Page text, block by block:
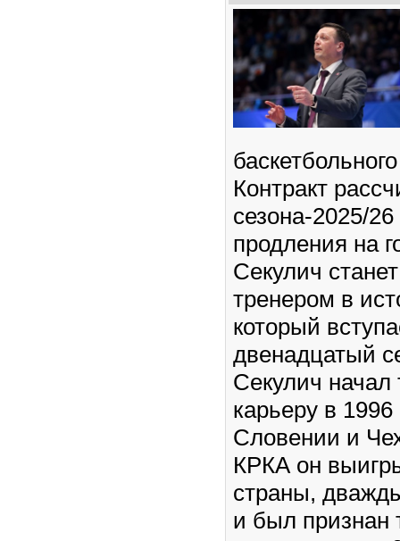
Контракт
сезона-2025/
продления на
Секулич
тренером в
который
двенадцатый
Секулич начал
карьеру в 1996
Словении и
КРКА он
страны,
и был признан